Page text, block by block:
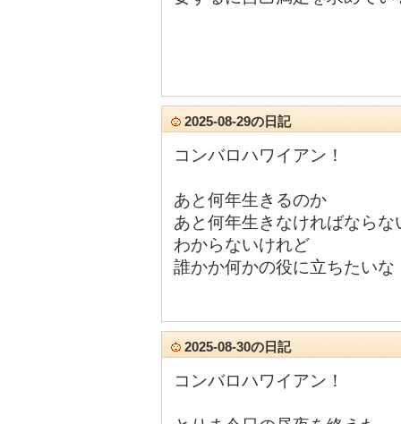
2025-08-29の日記
コンバロハワイアン！
あと何年生きるのか
あと何年生きなければならな
わからないけれど
誰かか何かの役に立ちたいな
2025-08-30の日記
コンバロハワイアン！